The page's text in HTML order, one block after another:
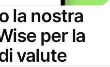
la nostra
per la
valute